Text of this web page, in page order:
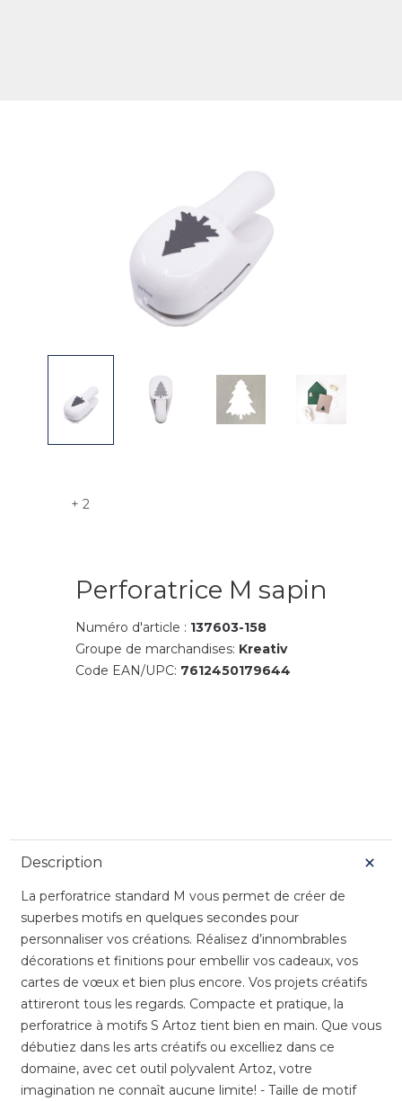
+ 2
Perforatrice M sapin
Numéro d'article : 137603-158
Groupe de marchandises: Kreativ
Code EAN/UPC: 7612450179644
Description
La perforatrice standard M vous permet de créer de
superbes motifs en quelques secondes pour
personnaliser vos créations. Réalisez d’innombrables
décorations et finitions pour embellir vos cadeaux, vos
cartes de vœux et bien plus encore. Vos projets créatifs
attireront tous les regards. Compacte et pratique, la
perforatrice à motifs S Artoz tient bien en main. Que vous
débutiez dans les arts créatifs ou excelliez dans ce
domaine, avec cet outil polyvalent Artoz, votre
imagination ne connaît aucune limite! - Taille de motif